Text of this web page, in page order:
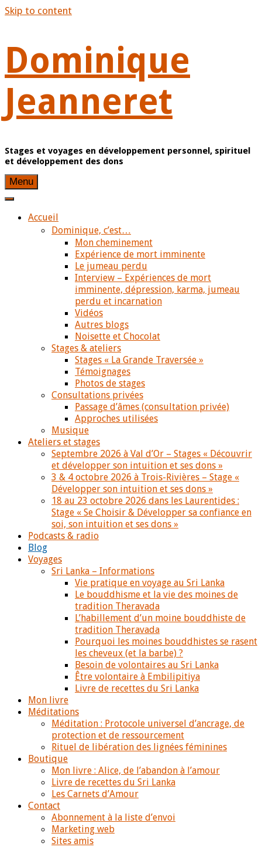
Skip to content
Dominique
Jeanneret
Stages et voyages en développement personnel, spirituel
et développement des dons
Menu
Accueil
Dominique, c’est…
Mon cheminement
Expérience de mort imminente
Le jumeau perdu
Interview – Expériences de mort
imminente, dépression, karma, jumeau
perdu et incarnation
Vidéos
Autres blogs
Noisette et Chocolat
Stages & ateliers
Stages « La Grande Traversée »
Témoignages
Photos de stages
Consultations privées
Passage d’âmes (consultation privée)
Approches utilisées
Musique
Ateliers et stages
Septembre 2026 à Val d’Or – Stages « Découvrir
et développer son intuition et ses dons »
3 & 4 octobre 2026 à Trois-Rivières – Stage «
Développer son intuition et ses dons »
18 au 23 octobre 2026 dans les Laurentides :
Stage « Se Choisir & Développer sa confiance en
soi, son intuition et ses dons »
Podcasts & radio
Blog
Voyages
Sri Lanka – Informations
Vie pratique en voyage au Sri Lanka
Le bouddhisme et la vie des moines de
tradition Theravada
L’habillement d’un moine bouddhiste de
tradition Theravada
Pourquoi les moines bouddhistes se rasent
les cheveux (et la barbe) ?
Besoin de volontaires au Sri Lanka
Être volontaire à Embilipitiya
Livre de recettes du Sri Lanka
Mon livre
Méditations
Méditation : Protocole universel d’ancrage, de
protection et de ressourcement
Rituel de libération des lignées féminines
Boutique
Mon livre : Alice, de l’abandon à l’amour
Livre de recettes du Sri Lanka
Les Carnets d’Amour
Contact
Abonnement à la liste d’envoi
Marketing web
Sites amis